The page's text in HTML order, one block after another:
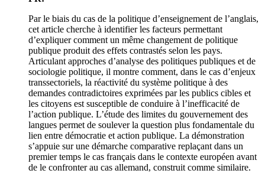
Par le biais du cas de la politique d’enseignement de l’anglais,
cet article cherche à identifier les facteurs permettant
d’expliquer comment un même changement de politique
publique produit des effets contrastés selon les pays.
Articulant approches d’analyse des politiques publiques et de
sociologie politique, il montre comment, dans le cas d’enjeux
transsectoriels, la réactivité du système politique à des
demandes contradictoires exprimées par les publics cibles et
les citoyens est susceptible de conduire à l’inefficacité de
l’action publique. L’étude des limites du gouvernement des
langues permet de soulever la question plus fondamentale du
lien entre démocratie et action publique. La démonstration
s’appuie sur une démarche comparative replaçant dans un
premier temps le cas français dans le contexte européen avant
de le confronter au cas allemand, construit comme similaire.